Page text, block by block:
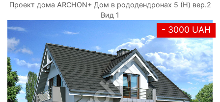
Проект дома ARCHON+ Дом в рододендронах 5 (H) вер.2
Вид 1
- 3000 UAH